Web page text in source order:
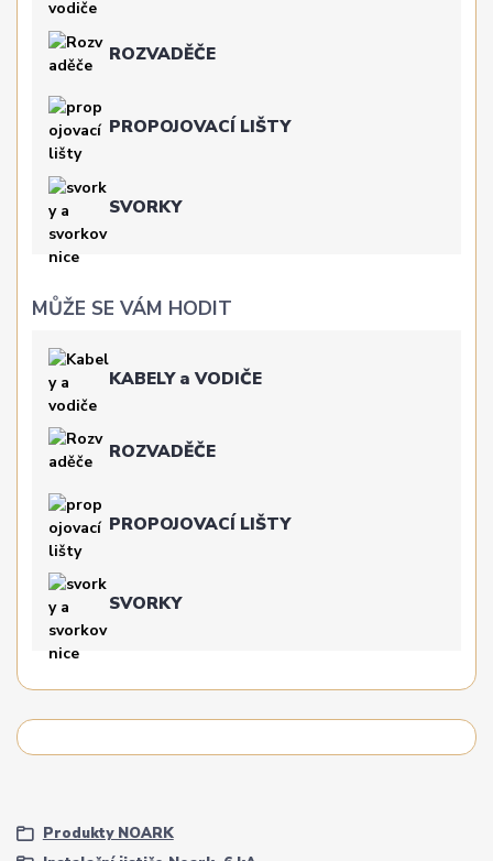
ROZVADĚČE
PROPOJOVACÍ LIŠTY
SVORKY
MŮŽE SE VÁM HODIT
KABELY a VODIČE
ROZVADĚČE
PROPOJOVACÍ LIŠTY
SVORKY
Produkty NOARK